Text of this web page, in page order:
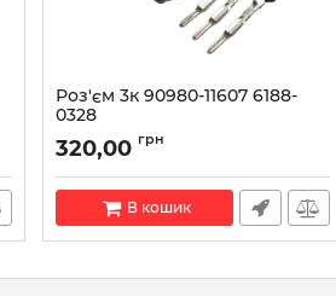
Роз'єм 3к 90980-11607 6188-
0328
Артикул: 90980-11607
320,00 грн
В кошик